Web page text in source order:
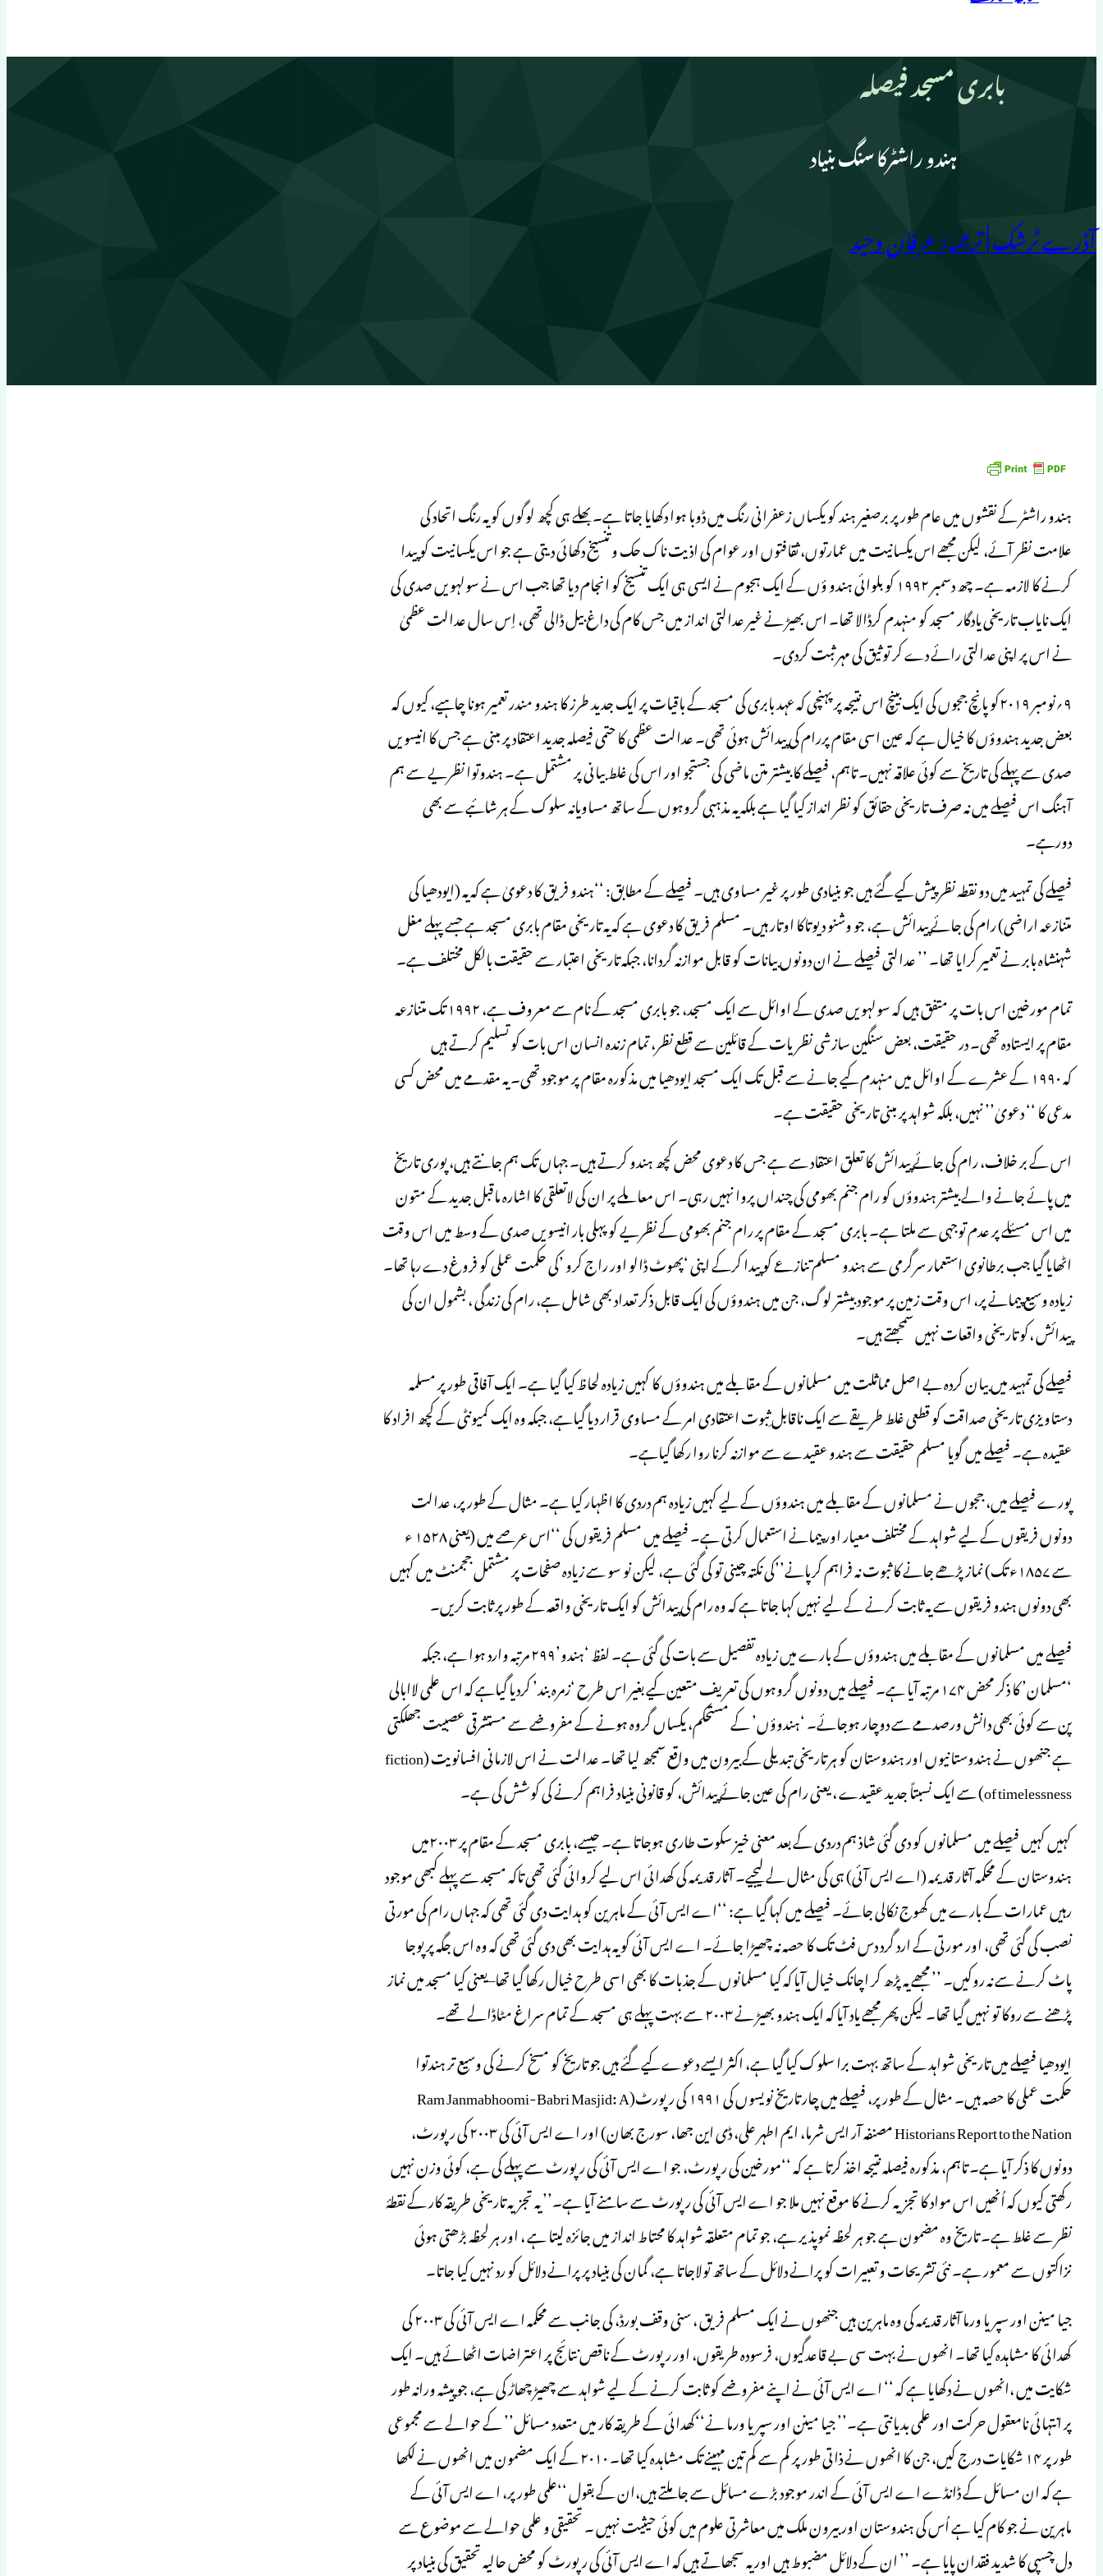
بابری مسجد فیصلہ
ہندو راشٹرکا سنگ بنیاد
آڈرے ٹرشک | ترجمہ: عرفان وحید
ہندو راشٹر کے نقشوں میں عام طور پر برصغیر ہند کو یکساں زعفرانی رنگ میں ڈوبا ہوا دکھایا جاتا ہے۔ بھلے ہی کچھ لوگوں کو یہ رنگ اتحاد کی
علامت نظر آئے، لیکن مجھے اس یکسانیت میں عمارتوں، ثقافتوں اور عوام کی اذیت ناک حک و تنسیخ دکھائی دیتی ہے جو اس یکسانیت کو پیدا
کرنے کا لازمہ ہے۔ چھ دسمبر ۱۹۹۲ کو بلوائی ہندو ؤں کے ایک ہجوم نے ایسی ہی ایک تنسیخ کو انجام دیا تھا جب اس نے سولہویں صدی کی
ایک نایاب تاریخی یادگار مسجد کو منہدم کرڈالا تھا۔ اس بھیڑ نے غیر عدالتی انداز میں جس کام کی داغ بیل ڈالی تھی، اِس سال عدالت عظمیٰ
نے اس پر اپنی عدالتی رائے دے کر توثیق کی مہر ثبت کردی۔
۹؍نومبر ۲۰۱۹کو پانچ ججوں کی ایک بینچ اس نتیجہ پر پہنچی کہ عہد بابری کی مسجد کے باقیات پر ایک جدید طرز کا ہندو مندر تعمیر ہونا چاہیے، کیوں کہ
بعض جدید ہندوؤں کا خیال ہے کہ عین اسی مقام پررام کی پیدائش ہوئی تھی۔ عدالت عظمی کا حتمی فیصلہ جدید اعتقاد پر مبنی ہے جس کا انیسویں
صدی سے پہلے کی تاریخ سے کوئی علاقہ نہیں۔ تاہم، فیصلے کا بیشتر متن ماضی کی جستجو اور اس کی غلط بیانی پر مشتمل ہے۔ ہندوتوا نظریے سے ہم
آہنگ اس فیصلے میں نہ صرف تاریخی حقائق کو نظر انداز کیا گیا ہے بلکہ یہ مذہبی گروہوں کے ساتھ مساویانہ سلوک کے ہر شائبے سے بھی
دورہے۔
فیصلے کی تمہید میں دو نقطہ نظر پیش کیے گئے ہیں جو بنیادی طور پر غیر مساوی ہیں۔ فیصلے کے مطابق: ‘‘ہندو فریق کا دعویٰ ہے کہ یہ (ایودھیا کی
متنازعہ اراضی) رام کی جائے پیدائش ہے، جو وشنو دیوتاکا اوتار ہیں۔ مسلم فریق کا دعوی ہے کہ یہ تاریخی مقام بابری مسجد ہے جسے پہلے مغل
شہنشاہ بابر نے تعمیر کرایا تھا۔ ’’ عدالتی فیصلے نے ان دونوں بیانات کو قابل موازنہ گردانا، جبکہ تاریخی اعتبار سے حقیقت بالکل مختلف ہے۔
تمام مورخین اس بات پر متفق ہیں کہ سولہویں صدی کے اوائل سے ایک مسجد، جو بابری مسجد کے نام سے معروف ہے، ۱۹۹۲ تک متنازعہ
مقام پر ایستادہ تھی۔ در حقیقت، بعض سنگین سازشی نظریات کے قائلین سے قطع نظر، تمام زندہ انسان اس بات کو تسلیم کرتے ہیں
کہ ۱۹۹۰ کے عشرے کے اوائل میں منہدم کیے جانے سے قبل تک ایک مسجد ایودھیا میں مذکورہ مقام پر موجود تھی۔ یہ مقدمے میں محض کسی
مدعی کا ‘‘ دعویٰ’’ نہیں، بلکہ شواہد پر مبنی تاریخی حقیقت ہے۔
اس کے بر خلاف، رام کی جائے پیدائش کا تعلق اعتقاد سے ہے جس کا دعوی محض کچھ ہندو کرتے ہیں۔ جہاں تک ہم جانتے ہیں، پوری تاریخ
میں پائے جانے والے بیشتر ہندوؤں کو رام جنم بھومی کی چنداں پروا نہیں رہی۔ اس معاملے پر ان کی لاتعلقی کا اشارہ ماقبل جدید کے متون
میں اس مسئلے پر عدم توجہی سے ملتا ہے۔ بابری مسجد کے مقام پر رام جنم بھومی کے نظریے کو پہلی بار انیسویں صدی کے وسط میں اس وقت
اٹھایا گیا جب برطانوی استعمار سرگرمی سے ہندو مسلم تنازعے کو پیدا کرکے اپنی ‘پھوٹ ڈالو اور راج کرو ’کی حکمت عملی کو فروغ دے رہا تھا۔
زیادہ وسیع پیمانے پر، اس وقت زمین پر موجود بیشتر لوگ، جن میں ہندوؤں کی ایک قابل ذکر تعداد بھی شامل ہے، رام کی زندگی ، بشمول ان کی
پیدائش ،کو تاریخی واقعات نہیں سمجھتے ہیں۔
فیصلے کی تمہید میں بیان کردہ بے اصل مماثلت میں مسلمانوں کے مقابلے میں ہندوؤں کا کہیں زیادہ لحاظ کیا گیا ہے۔ ایک آفاقی طور پر مسلمہ
دستاویزی تاریخی صداقت کو قطعی غلط طریقے سے ایک ناقابل ِثبوت اعتقادی امر کے مساوی قرار دیا گیاہے، جبکہ وہ ایک کمیونٹی کے کچھ افراد کا
عقیدہ ہے۔ فیصلے میں گویا مسلم حقیقت سے ہندو عقیدے سے موازنہ کرنا روا رکھا گیاہے۔
پورے فیصلے میں، ججوں نے مسلمانوں کے مقابلے میں ہندوؤں کے لیے کہیں زیادہ ہم دردی کا اظہار کیا ہے۔ مثال کے طور پر، عدالت
دونوں فریقوں کے لیے شواہد کے مختلف معیار اور پیمانے استعمال کرتی ہے۔ فیصلے میں مسلم فریقوں کی ‘‘اس عرصے میں (یعنی ۱۵۲۸ ء
سے ۱۸۵۷ء تک) نماز پڑھے جانے کا ثبوت نہ فراہم کرپانے’’کی نکتہ چینی تو کی گئی ہے، لیکن نو سو سے زیادہ صفحات پر مشتمل ججمنٹ میں کہیں
بھی دونوں ہندو فریقوں سے یہ ثابت کرنے کے لیے نہیں کہا جاتا ہے کہ وہ رام کی پیدائش کو ایک تاریخی واقعہ کے طور پر ثابت کریں۔
فیصلے میں مسلمانوں کے مقابلے میں ہندوؤں کے بارے میں زیادہ تفصیل سے بات کی گئی ہے۔ لفظ ‘ہندو’۲۹۹ مرتبہ وارد ہوا ہے، جبکہ
‘مسلمان’ کا ذکر محض ۱۷۴ مرتبہ آیا ہے۔ فیصلے میں دونوں گروہوں کی تعریف متعین کیے بغیر اس طرح ‘زمرہ بند’ کردیا گیاہے کہ اس علمی لاابالی
پن سے کوئی بھی دانش ورصدمے سے دوچار ہوجائے۔ ‘ہندوؤں’ کے مستحکم، یکساں گروہ ہونے کے مفروضے سے مستشرقی عصبیت جھلکتی
ہے جنھوں نے ہندوستانیوں اور ہندوستان کو ہر تاریخی تبدیلی کے بیرون میں واقع سمجھ لیا تھا۔ عدالت نے اس لازمانی افسانویت (fiction
of timelessness) سے ایک نسبتاً جدید عقیدے ، یعنی رام کی عین جائے پیدائش، کو قانونی بنیاد فراہم کرنے کی کوشش کی ہے۔
کہیں کہیں فیصلے میں مسلمانوں کو دی گئی شاذ ہم دردی کے بعد معنی خیز سکوت طاری ہوجاتا ہے۔ جیسے، بابری مسجد کے مقام پر ۲۰۰۳میں
ہندوستان کے محکمہ آثار قدیمہ (اے ایس آئی) ہی کی مثال لے لیجیے۔ آثار قدیمہ کی کھدائی اس لیے کروائی گئی تھی تاکہ مسجد سے پہلے کبھی موجود
رہیں عمارات کے بارے میں کھوج نکالی جائے۔ فیصلے میں کہا گیا ہے: ‘‘اے ایس آئی کے ماہرین کو ہدایت دی گئی تھی کہ جہاں رام کی مورتی
نصب کی گئی تھی، اور مورتی کے ارد گرد دس فٹ تک کا حصہ نہ چھیڑا جائے۔ اے ایس آئی کو یہ ہدایت بھی دی گئی تھی کہ وہ اس جگہ پر پوجا
پاٹ کرنے سے نہ روکیں۔ ’’ مجھے یہ پڑھ کر اچانک خیال آیا کہ کیا مسلمانوں کے جذبات کا بھی اسی طرح خیال رکھا گیا تھا–یعنی کیا مسجد میں نماز
پڑھنے سے روکا تو نہیں گیا تھا۔ لیکن پھر مجھے یاد آیا کہ ایک ہندو بھیڑ نے ۲۰۰۳ سے بہت پہلے ہی مسجد کے تمام سراغ مٹاڈالے تھے۔
ایودھیا فیصلے میں تاریخی شواہد کے ساتھ بہت برا سلوک کیا گیا ہے، اکثر ایسے دعوے کیے گئے ہیں جو تاریخ کو مسخ کرنے کی وسیع تر ہندتوا
حکمت عملی کا حصہ ہیں۔ مثال کے طور پر، فیصلے میں چار تاریخ نویسوں کی ۱۹۹۱ کی رپورٹ(Ram Janmabhoomi-Babri Masjid: A
Historians Report to the Nation مصنفہ آر ایس شرما، ایم اطہر علی، ڈی این جھا، سورج بھان) اور اے ایس آئی کی ۲۰۰۳ کی رپورٹ،
دونوں کا ذکر آیا ہے۔ تاہم، مذکورہ فیصلہ نتیجہ اخذ کرتا ہے کہ ‘‘مورخین کی رپورٹ، جو اے ایس آئی کی رپورٹ سے پہلے کی ہے، کوئی وزن نہیں
رکھتی کیوں کہ اُنھیں اس مواد کا تجزیہ کرنے کا موقع نہیں ملا جو اے ایس آئی کی رپورٹ سے سامنے آیا ہے۔’’ یہ تجزیہ تاریخی طریقہ کار کے نقطۂ
نظر سے غلط ہے۔ تاریخ وہ مضمون ہے جو ہر لحظہ نموپذیر ہے، جو تمام متعلقہ شواہد کا محتاط انداز میں جائزہ لیتا ہے ، اور ہر لحظہ بڑھتی ہوئی
نزاکتوں سے معمور ہے۔ نئی تشریحات و تعبیرات کو پرانے دلائل کے ساتھ تولاجاتا ہے، گمان کی بنیاد پر پرانے دلائل کو رد نہیں کیا جاتا۔
جیا مینن اور سپریا ورما آثار قدیمہ کی وہ ماہرین ہیں جنھوں نے ایک مسلم فریق ، سنی وقف بورڈ، کی جانب سے محکمہ اے ایس آئی کی ۲۰۰۳ کی
کھدائی کا مشاہدہ کیا تھا۔ انھوں نے بہت سی بے قاعدگیوں، فرسودہ طریقوں، اور رپورٹ کے ناقص نتائج پر اعتراضات اٹھائے ہیں۔ ایک
شکایت میں ،انھوں نے دکھایا ہے کہ ‘‘ اے ایس آئی نے اپنے مفروضے کو ثابت کرنے کے لیے شواہد سے چھیڑ چھاڑ کی ہے، جو پیشہ ورانہ طور
پر انتہائی نامعقول حرکت اور علمی بدیانتی ہے۔’’ جیا مینن اور سپریا ورما نے‘‘کھدائی کے طریقہ کار میں متعدد مسائل’’ کے حوالے سے مجموعی
طور پر ۱۴ شکایات درج کیں، جن کا انھوں نے ذاتی طور پر کم سے کم تین مہینے تک مشاہدہ کیا تھا۔ ۲۰۱۰ کے ایک مضمون میں انھوں نے لکھا
ہے کہ ان مسائل کے ڈانڈے اے ایس آئی کے اندر موجود بڑے مسائل سے جا ملتے ہیں،ان کے بقول ‘‘علمی طور پر، اے ایس آئی کے
ماہرین نے جو کام کیا ہے اُس کی ہندوستان اور بیرون ملک میں معاشرتی علوم میں کوئی حیثیت نہیں ۔ تحقیقی و علمی حوالے سے موضوع سے
دل چسپی کا شدید فقدان پایا ہے۔ ’’ ان کے دلائل مضبوط ہیں اور یہ سجھاتے ہیں کہ اے ایس آئی کی رپورٹ کو محض حالیہ تحقیق کی بنیاد پر